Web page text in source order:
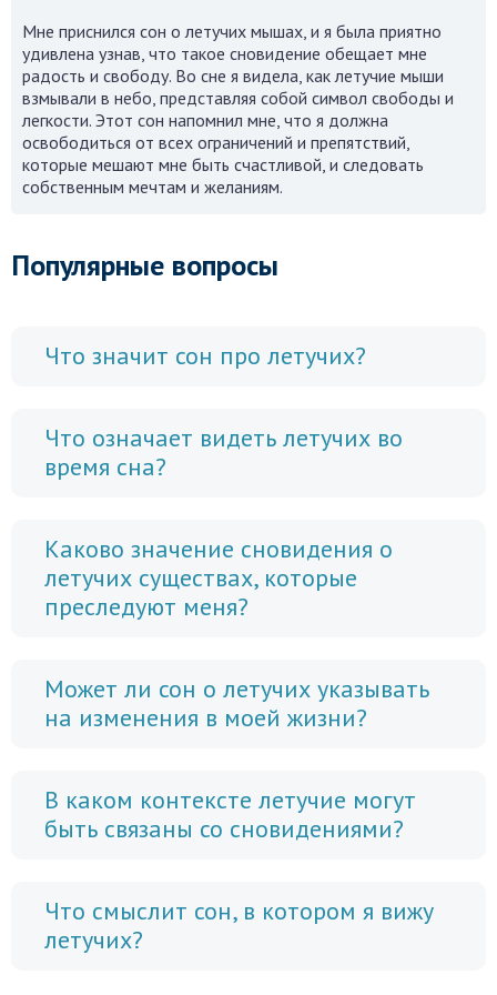
Мне приснился сон о летучих мышах, и я была приятно
удивлена узнав, что такое сновидение обещает мне
радость и свободу. Во сне я видела, как летучие мыши
взмывали в небо, представляя собой символ свободы и
легкости. Этот сон напомнил мне, что я должна
освободиться от всех ограничений и препятствий,
которые мешают мне быть счастливой, и следовать
собственным мечтам и желаниям.
Популярные вопросы
Что значит сон про летучих?
Что означает видеть летучих во
время сна?
Каково значение сновидения о
летучих существах, которые
преследуют меня?
Может ли сон о летучих указывать
на изменения в моей жизни?
В каком контексте летучие могут
быть связаны со сновидениями?
Что смыслит сон, в котором я вижу
летучих?